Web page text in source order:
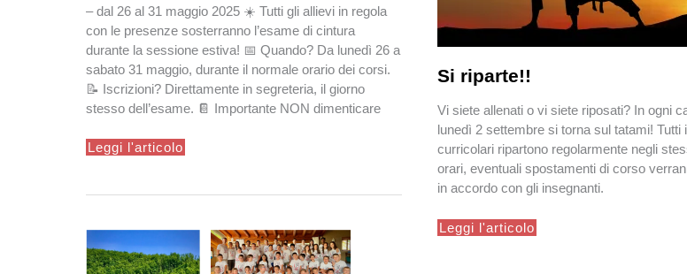
– dal 26 al 31 maggio 2025 ☀️ Tutti gli allievi in regola
con le presenze sosterranno l’esame di cintura
durante la sessione estiva! 📅 Quando? Da lunedì 26 a
sabato 31 maggio, durante il normale orario dei corsi.
📝 Iscrizioni? Direttamente in segreteria, il giorno
stesso dell’esame. 📔 Importante NON dimenticare
Esami
di
–
Leggi l'articolo
Si riparte!!
Vi siete allenati o vi siete riposati? In ogni
lunedì 2 settembre si torna sul tatami! Tutti
curricolari ripartono regolarmente negli
orari, eventuali spostamenti di corso
in accordo con gli insegnanti.
Si
riparte!!
Leggi l'articolo